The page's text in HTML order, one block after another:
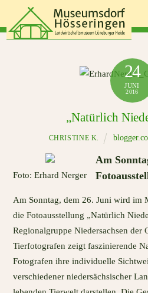
content
24
JUNI
2016
„Natürlich
CHRISTINE K.
Foto: Erhard Nerger
Am
Am Sonntag, dem 26. Juni wird im
die Fotoausstellung „Natürlich
Regionalgruppe Niedersachsen der
Tierfotografen zeigt faszinierende
Fotografen ihre individuelle
verschiedener niedersächsischer